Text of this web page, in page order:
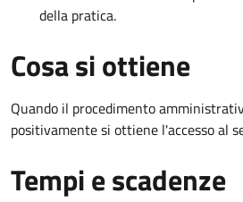
della pratica.
Cosa si ottiene
Quando il procedimento
positivamente si ottiene l'accesso al
Tempi e scadenze